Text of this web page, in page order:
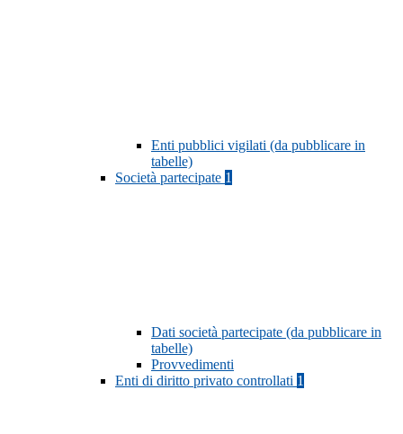
Enti pubblici vigilati (da pubblicare in
tabelle)
Società partecipate 1
Dati società partecipate (da pubblicare in
tabelle)
Provvedimenti
Enti di diritto privato controllati 1